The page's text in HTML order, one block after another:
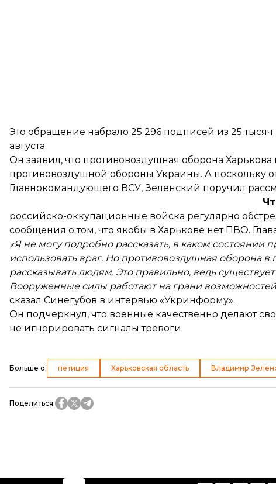
Это обращение набрало 25 296 подписей из 25
августа.
Он заявил, что противовоздушная оборона
противовоздушной обороны Украины. А поскольку
Главнокомандующего ВСУ, Зеленский поручил
российско-оккупационные войска регулярно
сообщения о том, что якобы в Харькове нет ПВО.
«Я не могу подробно рассказать, в каком
использовать враг. Но противовоздушная оборона
рассказывать людям. Это правильно, ведь
Вооруженные силы работают на грани возможностей
сказал Синегубов в интервью «Укринформу».
Он подчеркнул, что военные качественно делают
не игнорировать сигналы тревоги.
Больше о: петиция Харьковская область Владимир
Поделиться: